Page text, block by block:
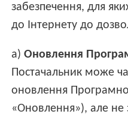
забезпечення, для
до Інтернету до
а)Оновлення
Постачальник може
оновлення
«Оновлення»), але не